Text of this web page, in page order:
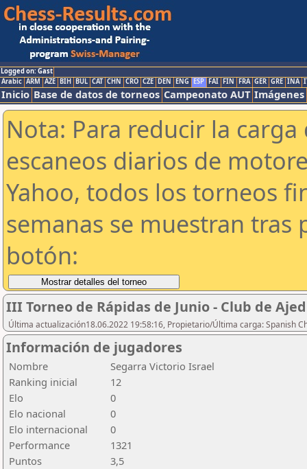
Logged on: Gast
Arabic ARM AZE BIH BUL CAT CHN CRO CZE DEN ENG ESP FAI FIN FRA GER GRE INA
Inicio Base de datos de torneos Campeonato AUT Imágenes
Nota: Para reducir la
escaneos diarios de
Yahoo, todos los torneos
semanas se muestran tras
botón:
III Torneo de Rápidas de Junio - Club de
Última actualización18.06.2022 19:58:16, Propietario/Última carga: Spanish
Información de jugadores
Nombre
Segarra Victorio Israel
Ranking inicial
12
Elo
0
Elo nacional
0
Elo internacional
0
Performance
1321
Puntos
3,5